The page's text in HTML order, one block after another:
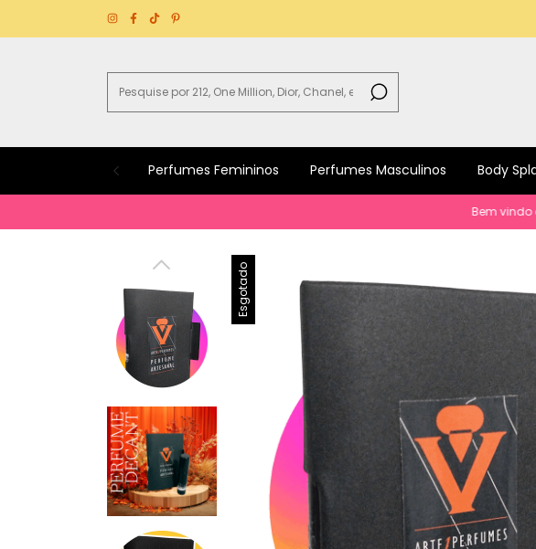
Perfumes Femininos Perfumes Masculinos Body
Bem vindo ao
Esgotado